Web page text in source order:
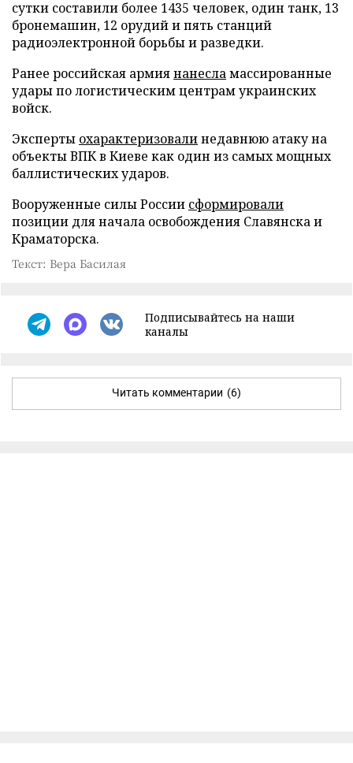
сутки составили более 1435 человек, один танк, 13
бронемашин, 12 орудий и пять станций
радиоэлектронной борьбы и разведки.
Ранее российская армиянанесламассированные
удары по логистическим центрам украинских
войск.
Эксперты охарактеризовалинедавнюю атаку на
объекты ВПК в Киеве как один из самых мощных
баллистических ударов.
Вооруженные силы России сформировали
позиции для начала освобождения Славянска и
Краматорска.
Текст: Вера Басилая
Подписывайтесь на наши
каналы
Читать комментарии (6)